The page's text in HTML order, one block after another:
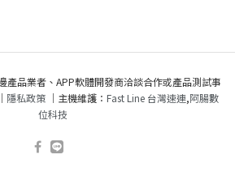
產品業者、APP軟體開發商洽談合作或產品測試事
隱私政策｜主機維護： Fast Line 台灣速連,阿腸數
位科技